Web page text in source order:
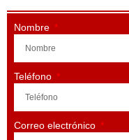
Nombre
Teléfono
Correo electrónico